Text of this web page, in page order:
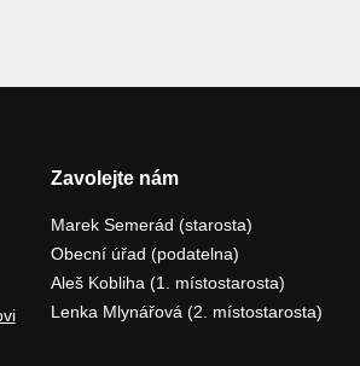
Zavolejte nám
Marek Semerád (starosta)
Obecní úřad (podatelna)
Aleš Kobliha (1. místostarosta)
Lenka Mlynářová (2. místostarosta)